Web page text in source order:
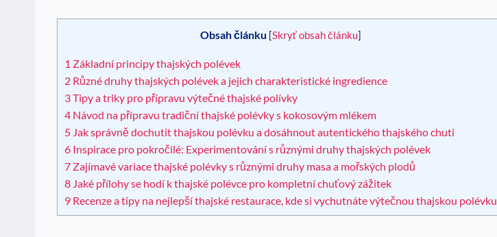
Obsah článku [Skryť obsah článku]
1 Základní principy thajských polévek
2 Různé druhy thajských polévek a jejich charakteristické ingredience
3Tipy a triky pro přípravu výtečné thajské polívky
4 Návod na přípravu tradiční thajské polévky s kokosovým mlékem
5 Jak správně dochutit thajskou polévku a dosáhnout autentického thajského chuti
6 Inspirace pro pokročilé: Experimentování s různými druhy thajských polévek
7 Zajímavé variace thajské polévky s různými druhy masa a mořských plodů
8 Jaké přílohy se hodí k thajské polévce pro kompletní chuťový zážitek
9 Recenze a tipy na nejlepší thajské restaurace, kde si vychutnáte výtečnou thajskou polévku